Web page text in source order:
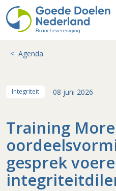
Agenda
Integriteit 08 juni 2026
Training
gesprek